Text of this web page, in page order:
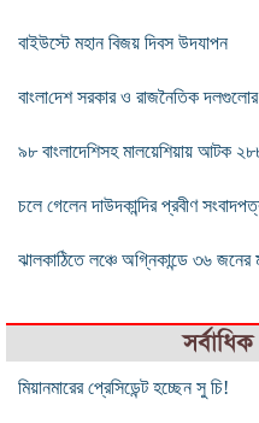
বাইউস্টে মহান বিজয় দিবস উদযাপন
বাংলা‌দেশ সরকার ও রাজনৈতিক
৯৮ বাংলাদেশিসহ মালয়েশিয়ায় আটক
চলে গেলেন দাউদকান্দির প্রবীণ
ঝালকাঠিতে লঞ্চে অগ্নিকান্ডে ৩৬
মিয়ানমারের প্রেসিডেন্ট হচ্ছেন সু চি!